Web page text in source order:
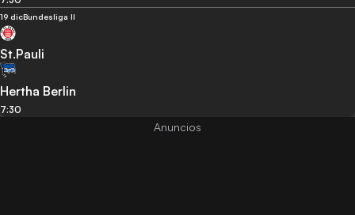
19 dicBundesliga II
St.Pauli
Hertha Berlin
7:30